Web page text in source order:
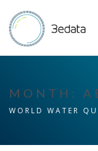
MONTH:
WORLD WATER